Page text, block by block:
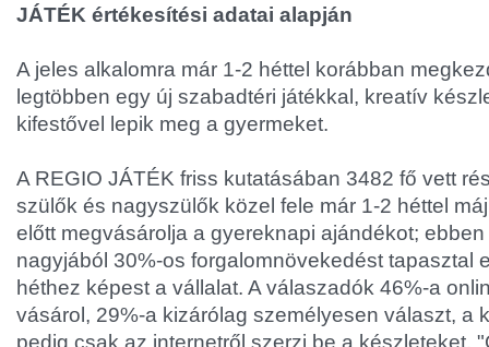
JÁTÉK értékesítési adatai alapján
A jeles alkalomra már 1-2 héttel korábban
legtöbben egy új szabadtéri játékkal, kreatív
kifestővel lepik meg a gyermeket.
A REGIO JÁTÉK friss kutatásában 3482 fő vett
szülők és nagyszülők közel fele már 1-2 héttel
előtt megvásárolja a gyereknapi ajándékot;
nagyjából 30%-os forgalomnövekedést tapasztal
héthez képest a vállalat. A válaszadók 46%-a
vásárol, 29%-a kizárólag személyesen választ, a
pedig csak az internetről szerzi be a készleteket.